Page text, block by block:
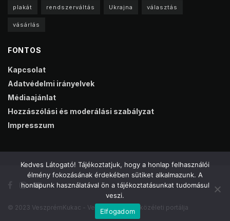
plakát rendszerváltás Ukrajna választás
vásárlás
FONTOS
Kapcsolat
Adatvédelmi irányelvek
Médiaajánlat
Hozzászólási és moderálási szabályzat
Impresszum
© 2023 VeszprémKukac - Veszprém online közéleti portálja
Kedves Látogató! Tájékoztatjuk, hogy a honlap felhasználói
élmény fokozásának érdekében sütiket alkalmazunk. A
honlapunk használatával ön a tájékoztatásunkat tudomásul
veszi.
Elfogadom